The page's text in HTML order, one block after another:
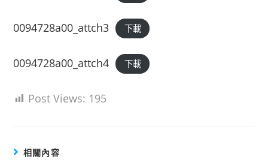
0094728a00_attch3 下載
0094728a00_attch4 下載
Post Views: 195
相關內容